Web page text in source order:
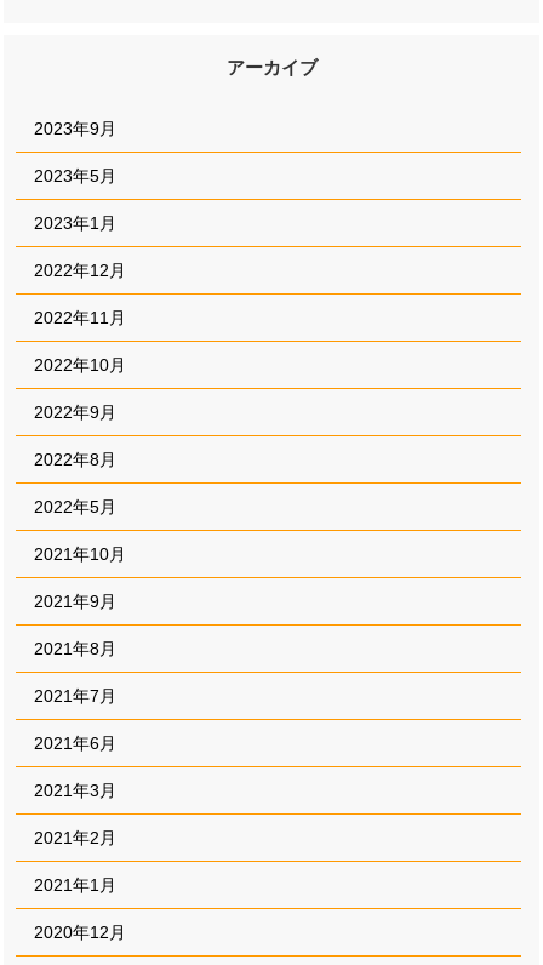
アーカイブ
2023年9月
2023年5月
2023年1月
2022年12月
2022年11月
2022年10月
2022年9月
2022年8月
2022年5月
2021年10月
2021年9月
2021年8月
2021年7月
2021年6月
2021年3月
2021年2月
2021年1月
2020年12月